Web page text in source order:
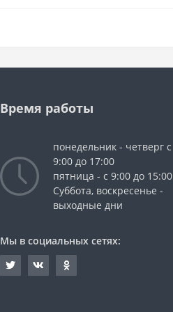
Время работы
понедельник - четверг с
9:00 до 17:00
пятница - с 9:00 до 15:00
Суббота, воскресенье -
выходные дни
Мы в социальных сетях: